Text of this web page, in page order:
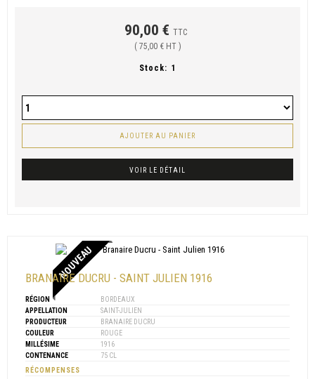
90,00 € TTC
( 75,00 € HT )
Stock: 1
AJOUTER AU PANIER
VOIR LE DÉTAIL
NOUVEAU
BRANAIRE DUCRU - SAINT JULIEN 1916
RÉGION
BORDEAUX
APPELLATION
SAINT-JULIEN
PRODUCTEUR
BRANAIRE DUCRU
COULEUR
ROUGE
MILLÉSIME
1916
CONTENANCE
75 CL
RÉCOMPENSES